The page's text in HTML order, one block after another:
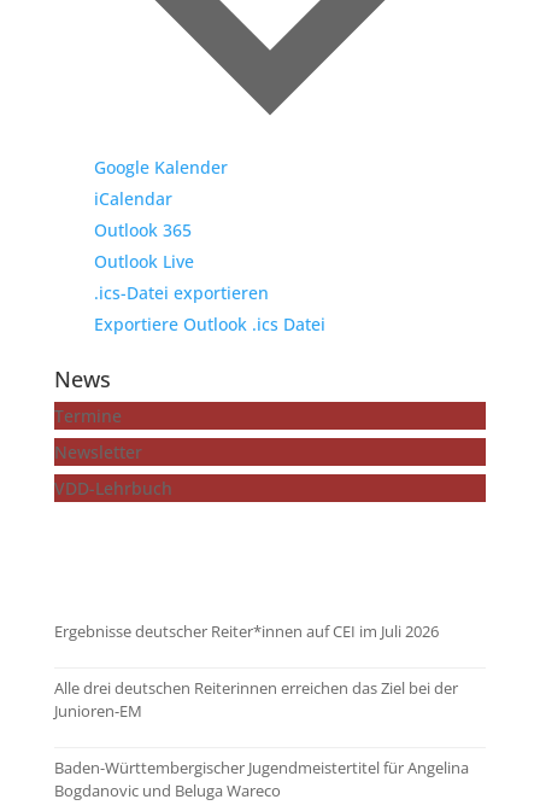
Google Kalender
iCalendar
Outlook 365
Outlook Live
.ics-Datei exportieren
Exportiere Outlook .ics Datei
News
Termine
Newsletter
VDD-Lehrbuch
Ergebnisse deutscher Reiter*innen auf CEI im Juli 2026
Alle drei deutschen Reiterinnen erreichen das Ziel bei der
Junioren-EM
Baden-Württembergischer Jugendmeistertitel für Angelina
Bogdanovic und Beluga Wareco